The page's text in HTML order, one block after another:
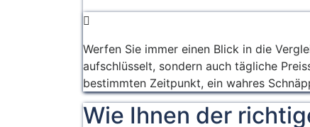
Werfen Sie immer einen Blick in die
aufschlüsselt, sondern auch tägliche
bestimmten Zeitpunkt, ein wahres
Wie Ihnen der